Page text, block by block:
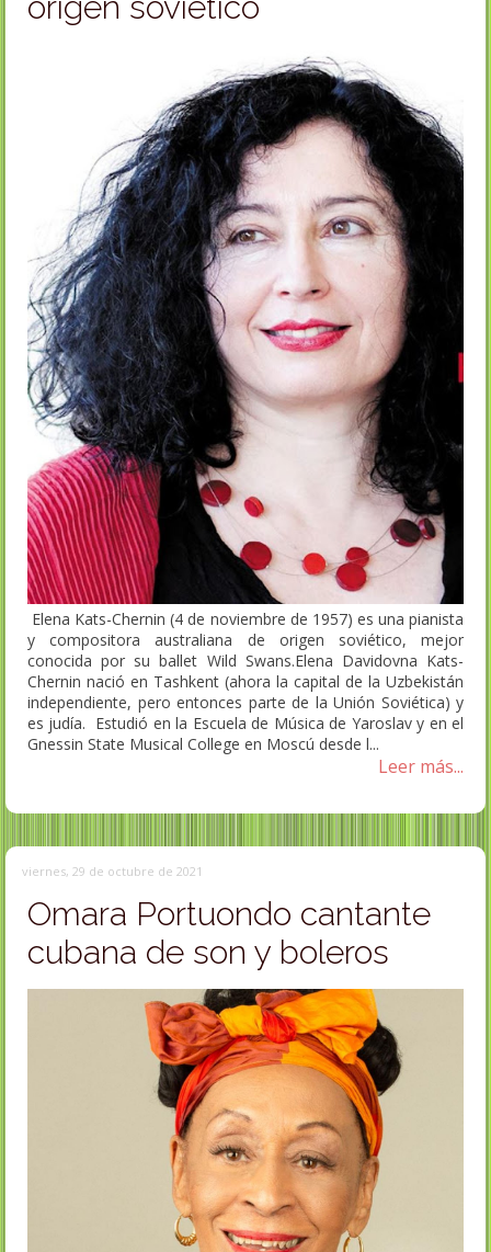
Elena Kats-Chernin (4 de noviembre de 1957) es una pianista
y compositora australiana de origen soviético, mejor
conocida por su ballet Wild Swans.Elena Davidovna Kats-
Chernin nació en Tashkent (ahora la capital de la Uzbekistán
independiente, pero entonces parte de la Unión Soviética) y
es judía. Estudió en la Escuela de Música de Yaroslav y en el
Gnessin State Musical College en Moscú desde l...
Leer más...
viernes, 29 de octubre de 2021
Omara Portuondo cantante
cubana de son y boleros